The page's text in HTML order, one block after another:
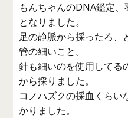
もんちゃんのDNA鑑定
となりました。
足の静脈から採ったろ、
管の細いこと。
針も細いのを使用してる
から採りました。
コノハズクの採血くらい
かりました。